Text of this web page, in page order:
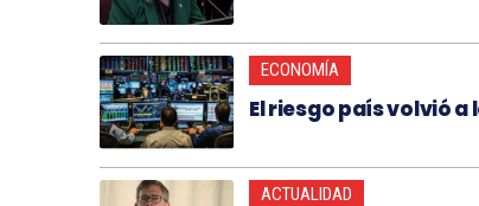
ECONOMÍA
El riesgo país volvió
ACTUALIDAD